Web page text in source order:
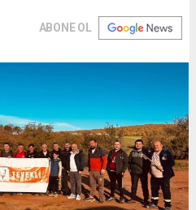
ABONE OL